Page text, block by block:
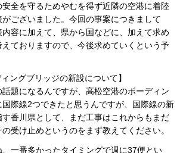
全を守るためやむを得ず近隣の空港に着陸
ございました。今回の事案につきまして
容に加えて、県から国などに、加えて求め
ておりますので、今後求めていくという予
ングブリッジの新設について】
題になるんですが、高松空港のボーディン
際線2つできたと思うんですが、国際線の新
香川県として、まだ工事はこれからもまだ
受け止めというのをまず教えてください。
一番多かったタイミングで週に37便とい